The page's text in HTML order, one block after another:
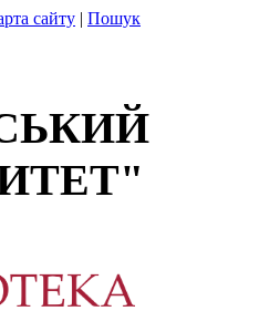
сайту | Пошук